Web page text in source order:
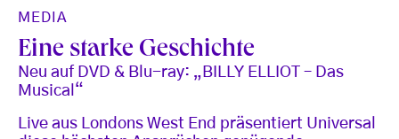
MEDIA
Eine starke Geschichte
Neu auf DVD & Blu-ray: „BILLY ELLIOT – Das
Musical“
Live aus Londons West End präsentiert Universal